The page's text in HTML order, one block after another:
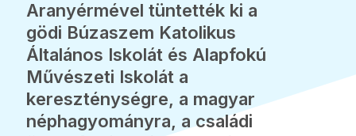
Aranyérmével tüntették ki a
gödi Búzaszem Katolikus
Általános Iskolát és Alapfokú
Művészeti Iskolát a
kereszténységre, a magyar
néphagyományra, a családi